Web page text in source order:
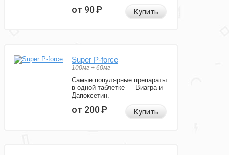
от 90Р Купить
Super P-force
100мг + 60мг
Самые популярные препараты
в одной таблетке — Виагра и
Дапоксетин.
от 200Р Купить